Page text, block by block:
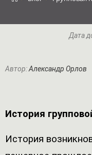
Дата
Автор:Александр Орлов
История
История